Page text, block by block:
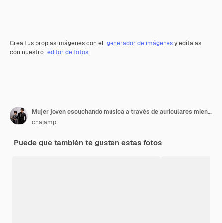
Crea tus propias imágenes con el generador de imágenesy edítalas
con nuestro editor de fotos.
Mujer joven escuchando música a través de auriculares mientras baila contra un fondo blanco
chajamp
Puede que también te gusten estas fotos